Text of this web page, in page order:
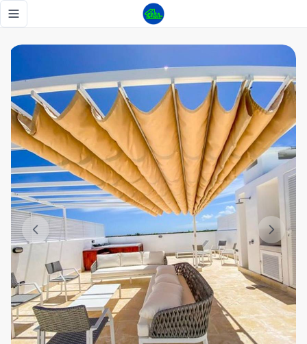
Toggle navigation menu
Penthouse en venta en Cana Rock - Tu Casa RD